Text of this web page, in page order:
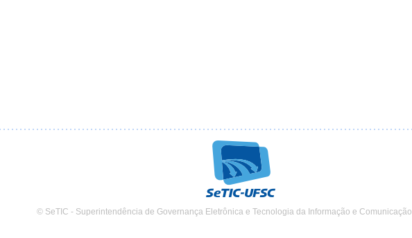
© SeTIC - Superintendência de Governança Eletrônica e Tecnologia da Informação e Comunicação